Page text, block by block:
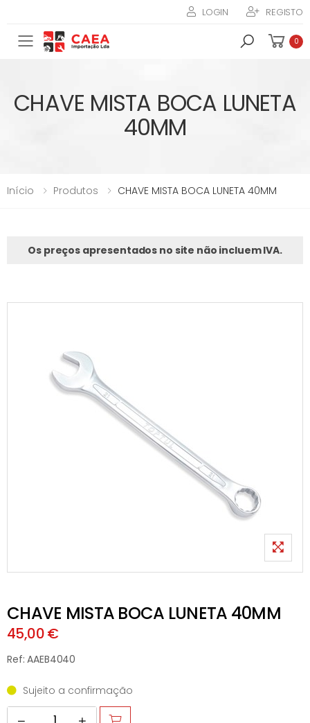
LOGIN REGISTO
Toggle mobile menu 0
CHAVE MISTA BOCA LUNETA
40MM
Início Produtos CHAVE MISTA BOCA LUNETA 40MM
Os preços apresentados no site não incluem IVA.
CHAVE MISTA BOCA LUNETA 40MM
45,00 €
Ref: AAEB4040
Sujeito a confirmação